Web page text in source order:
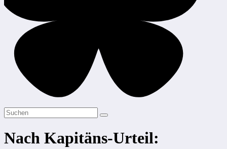
Nach Kapitäns-Urteil: